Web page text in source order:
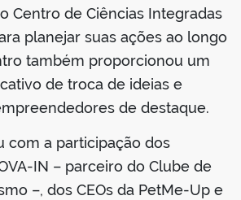
Centro de Ciências Integradas
planejar suas ações ao longo
também proporcionou um
de troca de ideias e
de destaque.
com a participação dos
IN – parceiro do Clube de
–, dos CEOs da PetMe-Up e